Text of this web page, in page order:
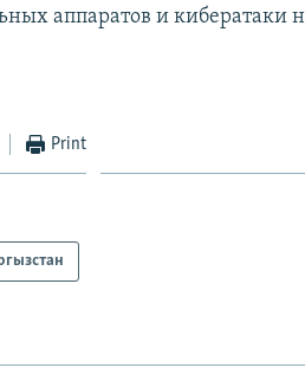
аппаратов и кибератаки
Print